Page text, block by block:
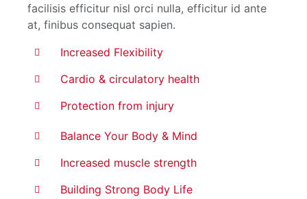
facilisis efficitur nisl orci nulla, efficitur id ante
at, finibus consequat sapien.
Increased Flexibility
Cardio & circulatory health
Protection from injury
Balance Your Body & Mind
Increased muscle strength
Building Strong Body Life